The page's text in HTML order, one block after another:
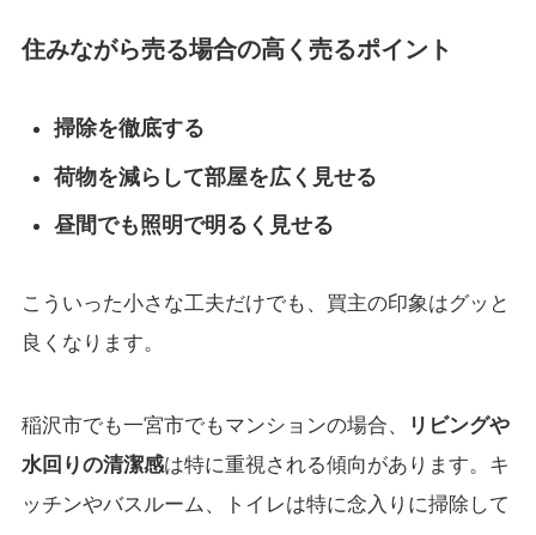
住みながら売る場合の高く売るポイント
掃除を徹底する
荷物を減らして部屋を広く見せる
昼間でも照明で明るく見せる
こういった小さな工夫だけでも、買主の印象はグッと
良くなります。
稲沢市でも一宮市でもマンションの場合、
リビングや
水回りの清潔感は特に重視される傾向があります。キ
ッチンやバスルーム、トイレは特に念入りに掃除して